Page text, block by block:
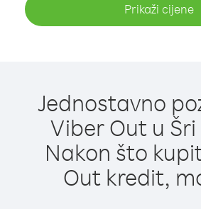
Prikaži cijene
Jednostavno
Viber Out u
Nakon što
Out kredit,